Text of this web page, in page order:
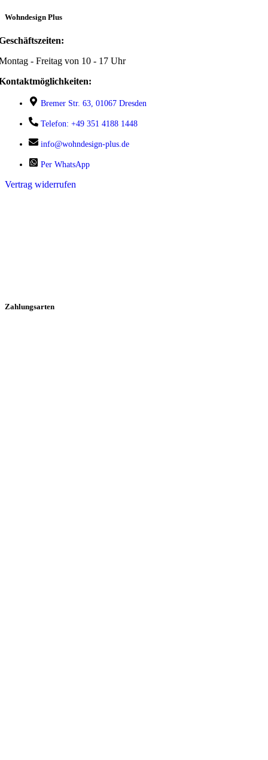
Wohndesign Plus
- Freitag von 10 - 17 Uhr
Bremer Str. 63, 01067 Dresden
Telefon: +49 351 4188 1448
info@wohndesign-plus.de
Per WhatsApp
Vertrag widerrufen
Zahlungsarten